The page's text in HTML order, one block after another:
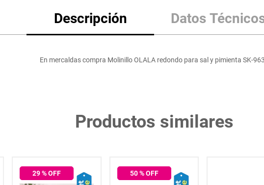
Descripción Datos
En mercaldas compra Molinillo OLALA redondo para sal y pimienta SK-
Productos similares
29% OFF 50% OFF